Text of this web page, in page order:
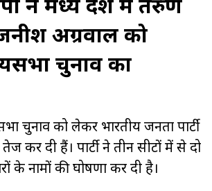
ने मध्य प्रदेश में तरुण
अग्रवाल को
चुनाव का
चुनाव को लेकर भारतीय जनता पार्टी
कर दी हैं। पार्टी ने तीन सीटों में से दो
के नामों की घोषणा कर दी है।